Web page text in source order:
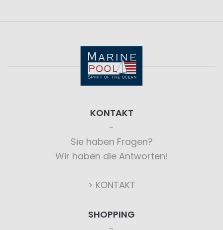
KONTAKT
Sie haben Fragen?
Wir haben die Antworten!
> KONTAKT
SHOPPING